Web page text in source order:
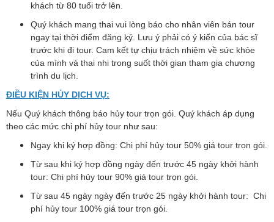
khách từ 80 tuổi trở lên.
Quý khách mang thai vui lòng báo cho nhân viên bán tour
ngay tại thời điểm đăng ký. Lưu ý phải có ý kiến của bác sĩ
trước khi đi tour. Cam kết tự chịu trách nhiệm về sức khỏe
của mình và thai nhi trong suốt thời gian tham gia chương
trình du lịch.
ĐIỀU KIỆN HỦY DỊCH VỤ:
Nếu Quý khách thông báo hủy tour trọn gói. Quý khách áp dụng
theo các mức chi phí hủy tour như sau:
Ngay khi ký hợp đồng: Chi phí hủy tour 50% giá tour trọn gói.
Từ sau khi ký hợp đồng ngày đến trước 45 ngày khởi hành
tour: Chi phí hủy tour 90% giá tour trọn gói.
Từ sau 45 ngày ngày đến trước 25 ngày khởi hành tour: Chi
phí hủy tour 100% giá tour trọn gói.